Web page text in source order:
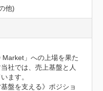
他)
」への上場を果た
社では、売上基盤と人
ます。
盤を支える》ポジショ